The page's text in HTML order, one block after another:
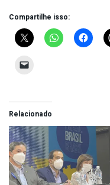
Compartilhe isso:
Relacionado